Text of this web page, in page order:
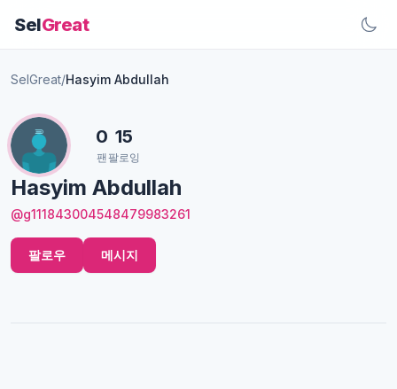
SelGreat
SelGreat/Hasyim Abdullah
Hasyim Abdullah
@g111843004548479983261
0
팬
15
팔로잉
팔로우 메시지